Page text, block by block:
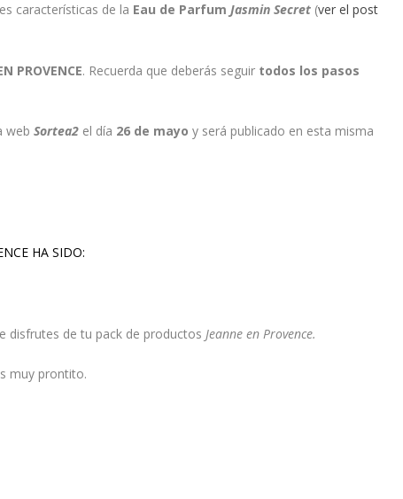
características de la Eau de ParfumJasmin Secret (ver el post
PROVENCE. Recuerda que deberás seguir todos los pasos
webSortea2 el día 26 de mayo y será publicado en esta misma
HA SIDO:
disfrutes de tu pack de productosJeanne en Provence.
muy prontito.